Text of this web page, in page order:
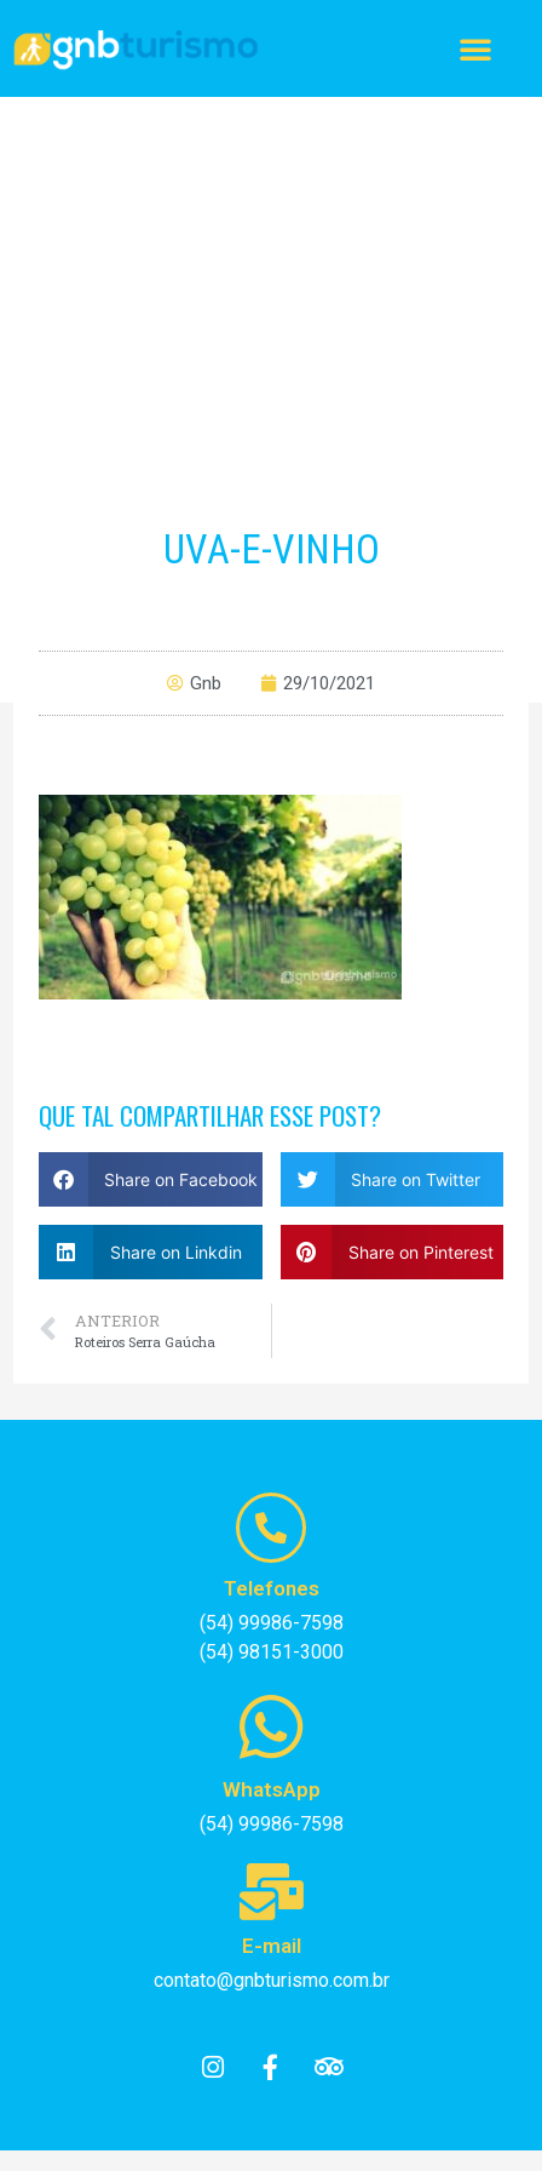
UVA-E-VINHO
Gnb 29/10/2021
QUE TAL COMPARTILHAR ESSE POST?
Share on Facebook Share on Twitter
Share on Linkdin Share on Pinterest
ANTERIOR
Roteiros Serra Gaúcha
Telefones
(54) 99986-7598
(54) 98151-3000
WhatsApp
(54) 99986-7598
E-mail
contato@gnbturismo.com.br